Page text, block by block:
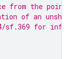
from the
of an
for